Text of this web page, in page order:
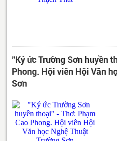
"Ký ức Trường Sơn huyền
Phong. Hội viên Hội Văn
Sơn